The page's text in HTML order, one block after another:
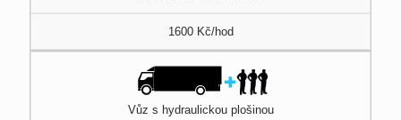
1600 Kč/hod
Vůz s hydraulickou plošinou